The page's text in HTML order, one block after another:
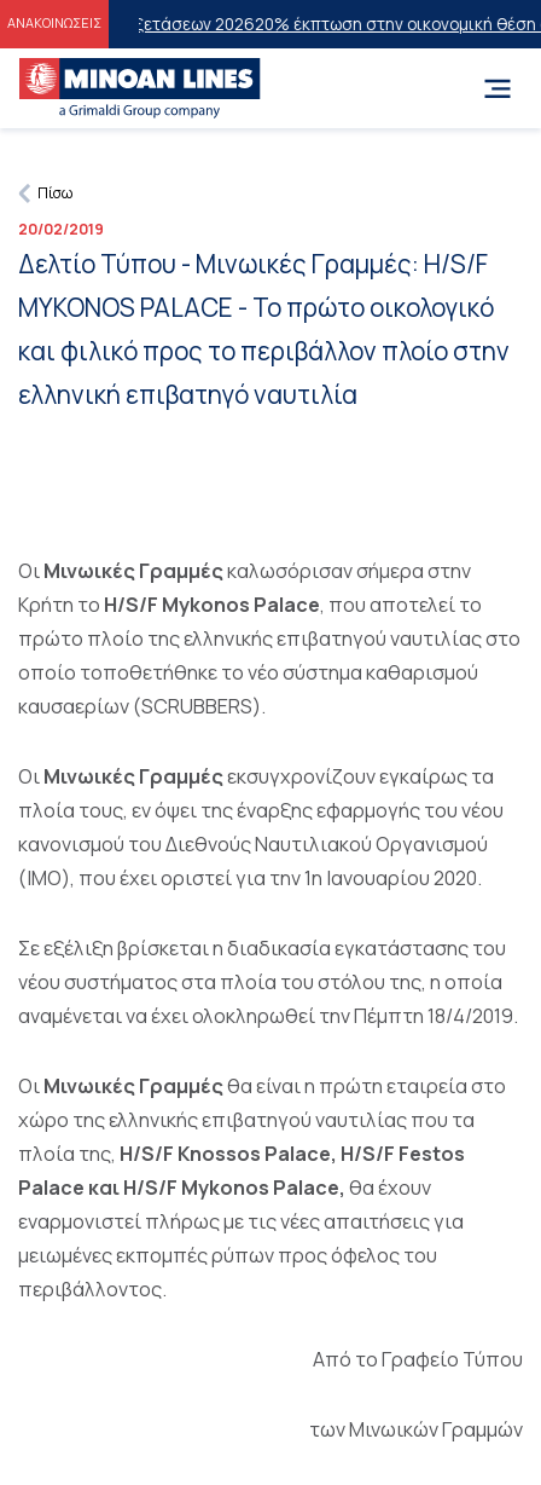
ΑΝΑΚΟΙΝΩΣΕΙΣ Εξετάσεων 202620% έκπτωση στην οικονομική θέση
Πίσω
20/02/2019
Δελτίο Τύπου - Μινωικές Γραμμές: H/S/F
MYKONOS PALACE - Το πρώτο οικολογικό
και φιλικό προς το περιβάλλον πλοίο στην
ελληνική επιβατηγό ναυτιλία
ΟιΜινωικές Γραμμέςκαλωσόρισαν σήμερα στην
Κρήτη το H/S/F Mykonos Palace, που αποτελεί το
πρώτο πλοίο της ελληνικής επιβατηγού ναυτιλίας στο
οποίο τοποθετήθηκε το νέο σύστημα καθαρισμού
καυσαερίων (SCRUBBERS).
ΟιΜινωικές Γραμμέςεκσυγχρονίζουν εγκαίρως τα
πλοία τους, εν όψει της έναρξης εφαρμογής του νέου
κανονισμού του Διεθνούς Ναυτιλιακού Οργανισμού
(IMO), που έχει οριστεί για την 1η Ιανουαρίου 2020.
Σε εξέλιξη βρίσκεται η διαδικασία εγκατάστασης του
νέου συστήματος στα πλοία του στόλου της, η οποία
αναμένεται να έχει ολοκληρωθεί την Πέμπτη 18/4/2019.
ΟιΜινωικές Γραμμέςθα είναι η πρώτη εταιρεία στο
χώρο της ελληνικής επιβατηγού ναυτιλίας που τα
πλοία της, H/S/F Knossos Palace, H/S/F Festos
Palace καιH/S/F Mykonos Palace, θα έχουν
εναρμονιστεί πλήρως με τις νέες απαιτήσεις για
μειωμένες εκπομπές ρύπων προς όφελος του
περιβάλλοντος.
Από το Γραφείο Τύπου
των Μινωικών Γραμμών